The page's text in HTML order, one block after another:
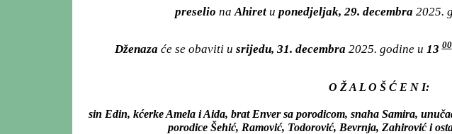
preselio naAhiretu ponedjeljak, 29. decembra 2025.
Dženaza će se obaviti u srijedu, 31. decembra 2025. godine u 1300
O Ž A L O Š Ć E N I:
sin Edin, kćerke Amela i Aida, brat Enver sa porodicom, snaha Samira,
porodice Šehić, Ramović, Todorović, Bevrnja, Zahirović i